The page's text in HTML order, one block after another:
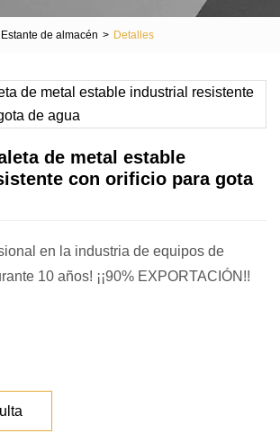
Estante de almacén > Detalles
de metal estable
con orificio para gota
en la industria de equipos de
EXPORTACIÓN!!